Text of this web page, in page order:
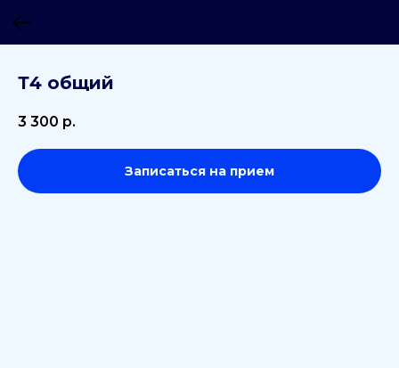
Т4 общий
3 300 р.
Записаться на прием